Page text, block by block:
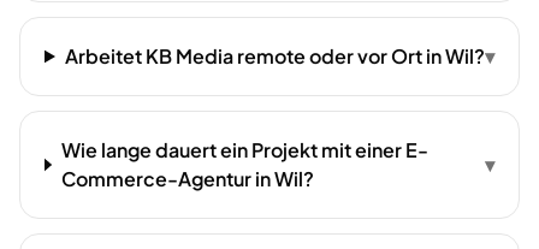
Arbeitet KB Media remote oder vor Ort in Wil?▾
Wie lange dauert ein Projekt mit einer E-
Commerce-Agentur in Wil?
▾